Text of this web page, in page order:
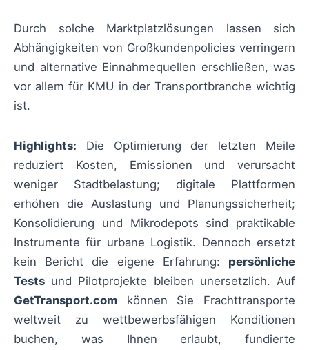
Durch solche Marktplatzlösungen lassen sich
Abhängigkeiten von Großkundenpolicies verringern
und alternative Einnahmequellen erschließen, was
vor allem für KMU in der Transportbranche wichtig
ist.
Highlights: Die Optimierung der letzten Meile
reduziert Kosten, Emissionen und verursacht
weniger Stadtbelastung; digitale Plattformen
erhöhen die Auslastung und Planungssicherheit;
Konsolidierung und Mikrodepots sind praktikable
Instrumente für urbane Logistik. Dennoch ersetzt
kein Bericht die eigene Erfahrung: persönliche
Tests und Pilotprojekte bleiben unersetzlich. Auf
GetTransport.com können Sie Frachttransporte
weltweit zu wettbewerbsfähigen Konditionen
buchen, was Ihnen erlaubt, fundierte